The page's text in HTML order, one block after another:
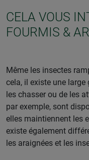
CELA VOUS
FOURMIS &
Même les insectes
cela, il existe une
les chasser ou de les
par exemple, sont
elles maintiennent les
existe également
les araignées et les